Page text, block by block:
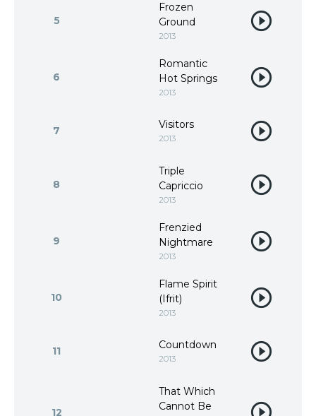
5
Frozen
Ground
2013
6
Romantic
Hot Springs
2013
7 Visitors
2013
8
Triple
Capriccio
2013
9
Frenzied
Nightmare
2013
10
Flame Spirit
(Ifrit)
2013
11 Countdown
2013
12
That Which
Cannot Be